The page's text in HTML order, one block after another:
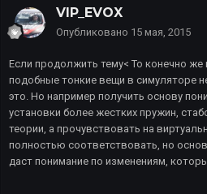
VIP_EVOX
Опубликовано 15 мая, 2015
Если продолжить тему< То конечно же
подобные тонкие вещи в симуляторе
это. Но например получить основу
установки более жестких пружин,
теории, а прочувствовать на
полностью соответствовать, но
даст понимание по изменениям,